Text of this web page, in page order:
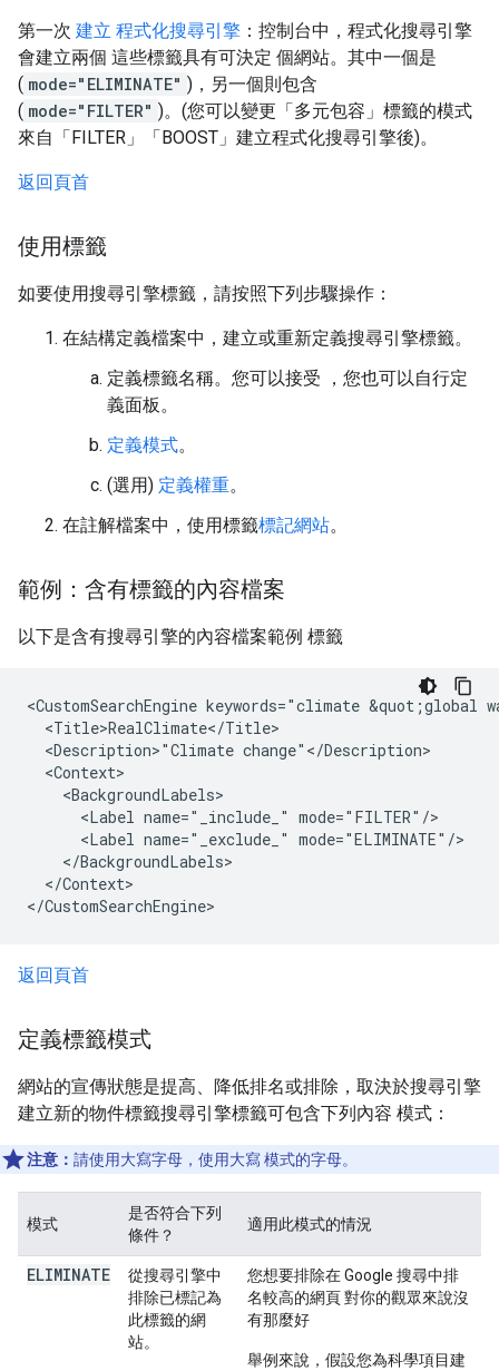
第一次 建立 程式化搜尋引擎 ：控制台中，程式化搜尋引擎
會建立兩個 這些標籤具有可決定 個網站。其中一個是
( mode="ELIMINATE" )，另一個則包含
( mode="FILTER" )。(您可以變更「多元包容」標籤的模式
來自「FILTER」「BOOST」建立程式化搜尋引擎後)。
返回頁首
使用標籤
如要使用搜尋引擎標籤，請按照下列步驟操作：
在結構定義檔案中，建立或重新定義搜尋引擎標籤。
定義標籤名稱。您可以接受 ，您也可以自行定
義面板。
定義模式。
(選用) 定義權重。
在註解檔案中，使用標籤標記網站。
範例：含有標籤的內容檔案
以下是含有搜尋引擎的內容檔案範例 標籤
<CustomSearchEngine keywords="climate &quot;global
  <Title>RealClimate</Title>
  <Description>"Climate change"</Description>
  <Context>
    <BackgroundLabels>
      <Label name="_include_" mode="FILTER"/>
      <Label name="_exclude_" mode="ELIMINATE"/>
    </BackgroundLabels>
  </Context>
</CustomSearchEngine>
返回頁首
定義標籤模式
網站的宣傳狀態是提高、降低排名或排除，取決於搜尋引擎
建立新的物件標籤搜尋引擎標籤可包含下列內容 模式：
注意： 請使用大寫字母，使用大寫 模式的字母。
模式
是否符合下列
條件？
適用此模式的情況
ELIMINATE
從搜尋引擎中
排除已標記為
此標籤的網
站。
您想要排除在 Google 搜尋中排
名較高的網頁 對你的觀眾來說沒
有那麼好
舉例來說，假設您為科學項目建